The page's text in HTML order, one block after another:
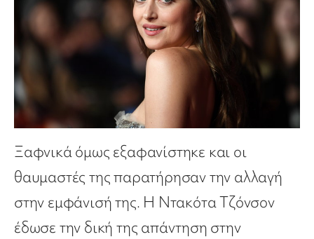
Ξαφνικά όμως εξαφανίστηκε και οι
θαυμαστές της παρατήρησαν την αλλαγή
στην εμφάνισή της. Η Ντακότα Τζόνσον
έδωσε την δική της απάντηση στην